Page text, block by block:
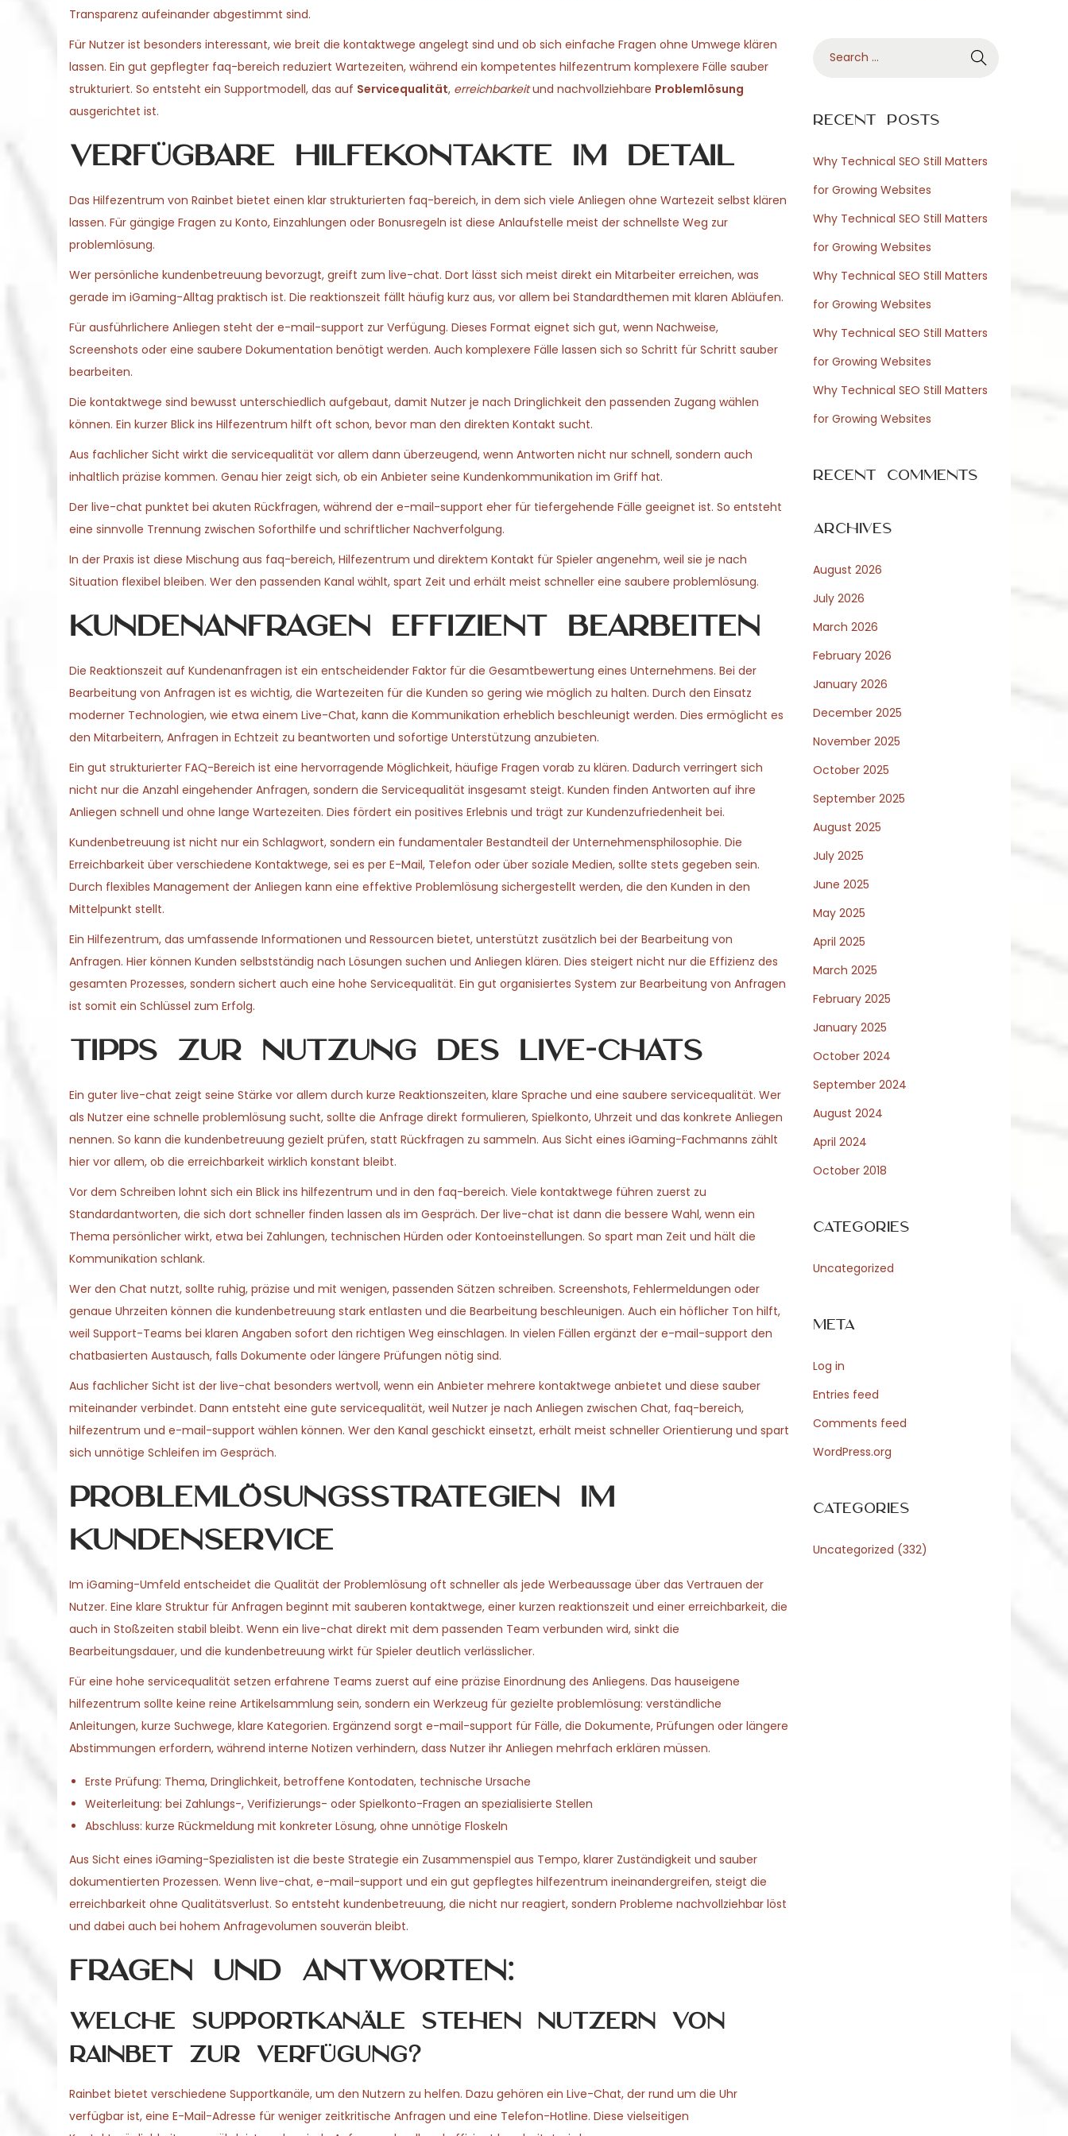
Transparenz aufeinander abgestimmt sind.
Für Nutzer ist besonders interessant, wie breit die kontaktwege angelegt sind und ob sich einfache Fragen ohne Umwege klären
lassen. Ein gut gepflegter faq-bereich reduziert Wartezeiten, während ein kompetentes hilfezentrum komplexere Fälle sauber
strukturiert. So entsteht ein Supportmodell, das auf Servicequalität, erreichbarkeitund nachvollziehbare Problemlösung
ausgerichtet ist.
Verfügbare Hilfekontakte im Detail
Das Hilfezentrum von Rainbet bietet einen klar strukturierten faq-bereich, in dem sich viele Anliegen ohne Wartezeit selbst klären
lassen. Für gängige Fragen zu Konto, Einzahlungen oder Bonusregeln ist diese Anlaufstelle meist der schnellste Weg zur
problemlösung.
Wer persönliche kundenbetreuung bevorzugt, greift zum live-chat. Dort lässt sich meist direkt ein Mitarbeiter erreichen, was
gerade im iGaming-Alltag praktisch ist. Die reaktionszeit fällt häufig kurz aus, vor allem bei Standardthemen mit klaren Abläufen.
Für ausführlichere Anliegen steht der e-mail-support zur Verfügung. Dieses Format eignet sich gut, wenn Nachweise,
Screenshots oder eine saubere Dokumentation benötigt werden. Auch komplexere Fälle lassen sich so Schritt für Schritt sauber
bearbeiten.
Die kontaktwege sind bewusst unterschiedlich aufgebaut, damit Nutzer je nach Dringlichkeit den passenden Zugang wählen
können. Ein kurzer Blick ins Hilfezentrum hilft oft schon, bevor man den direkten Kontakt sucht.
Aus fachlicher Sicht wirkt die servicequalität vor allem dann überzeugend, wenn Antworten nicht nur schnell, sondern auch
inhaltlich präzise kommen. Genau hier zeigt sich, ob ein Anbieter seine Kundenkommunikation im Griff hat.
Der live-chat punktet bei akuten Rückfragen, während der e-mail-support eher für tiefergehende Fälle geeignet ist. So entsteht
eine sinnvolle Trennung zwischen Soforthilfe und schriftlicher Nachverfolgung.
In der Praxis ist diese Mischung aus faq-bereich, Hilfezentrum und direktem Kontakt für Spieler angenehm, weil sie je nach
Situation flexibel bleiben. Wer den passenden Kanal wählt, spart Zeit und erhält meist schneller eine saubere problemlösung.
Kundenanfragen effizient bearbeiten
Die Reaktionszeit auf Kundenanfragen ist ein entscheidender Faktor für die Gesamtbewertung eines Unternehmens. Bei der
Bearbeitung von Anfragen ist es wichtig, die Wartezeiten für die Kunden so gering wie möglich zu halten. Durch den Einsatz
moderner Technologien, wie etwa einem Live-Chat, kann die Kommunikation erheblich beschleunigt werden. Dies ermöglicht es
den Mitarbeitern, Anfragen in Echtzeit zu beantworten und sofortige Unterstützung anzubieten.
Ein gut strukturierter FAQ-Bereich ist eine hervorragende Möglichkeit, häufige Fragen vorab zu klären. Dadurch verringert sich
nicht nur die Anzahl eingehender Anfragen, sondern die Servicequalität insgesamt steigt. Kunden finden Antworten auf ihre
Anliegen schnell und ohne lange Wartezeiten. Dies fördert ein positives Erlebnis und trägt zur Kundenzufriedenheit bei.
Kundenbetreuung ist nicht nur ein Schlagwort, sondern ein fundamentaler Bestandteil der Unternehmensphilosophie. Die
Erreichbarkeit über verschiedene Kontaktwege, sei es per E-Mail, Telefon oder über soziale Medien, sollte stets gegeben sein.
Durch flexibles Management der Anliegen kann eine effektive Problemlösung sichergestellt werden, die den Kunden in den
Mittelpunkt stellt.
Ein Hilfezentrum, das umfassende Informationen und Ressourcen bietet, unterstützt zusätzlich bei der Bearbeitung von
Anfragen. Hier können Kunden selbstständig nach Lösungen suchen und Anliegen klären. Dies steigert nicht nur die Effizienz des
gesamten Prozesses, sondern sichert auch eine hohe Servicequalität. Ein gut organisiertes System zur Bearbeitung von Anfragen
ist somit ein Schlüssel zum Erfolg.
Tipps zur Nutzung des Live-Chats
Ein guter live-chat zeigt seine Stärke vor allem durch kurze Reaktionszeiten, klare Sprache und eine saubere servicequalität. Wer
als Nutzer eine schnelle problemlösung sucht, sollte die Anfrage direkt formulieren, Spielkonto, Uhrzeit und das konkrete Anliegen
nennen. So kann die kundenbetreuung gezielt prüfen, statt Rückfragen zu sammeln. Aus Sicht eines iGaming-Fachmanns zählt
hier vor allem, ob die erreichbarkeit wirklich konstant bleibt.
Vor dem Schreiben lohnt sich ein Blick ins hilfezentrum und in den faq-bereich. Viele kontaktwege führen zuerst zu
Standardantworten, die sich dort schneller finden lassen als im Gespräch. Der live-chat ist dann die bessere Wahl, wenn ein
Thema persönlicher wirkt, etwa bei Zahlungen, technischen Hürden oder Kontoeinstellungen. So spart man Zeit und hält die
Kommunikation schlank.
Wer den Chat nutzt, sollte ruhig, präzise und mit wenigen, passenden Sätzen schreiben. Screenshots, Fehlermeldungen oder
genaue Uhrzeiten können die kundenbetreuung stark entlasten und die Bearbeitung beschleunigen. Auch ein höflicher Ton hilft,
weil Support-Teams bei klaren Angaben sofort den richtigen Weg einschlagen. In vielen Fällen ergänzt der e-mail-support den
chatbasierten Austausch, falls Dokumente oder längere Prüfungen nötig sind.
Aus fachlicher Sicht ist der live-chat besonders wertvoll, wenn ein Anbieter mehrere kontaktwege anbietet und diese sauber
miteinander verbindet. Dann entsteht eine gute servicequalität, weil Nutzer je nach Anliegen zwischen Chat, faq-bereich,
hilfezentrum und e-mail-support wählen können. Wer den Kanal geschickt einsetzt, erhält meist schneller Orientierung und spart
sich unnötige Schleifen im Gespräch.
Problemlösungsstrategien im
Kundenservice
Im iGaming-Umfeld entscheidet die Qualität der Problemlösung oft schneller als jede Werbeaussage über das Vertrauen der
Nutzer. Eine klare Struktur für Anfragen beginnt mit sauberen kontaktwege, einer kurzen reaktionszeit und einer erreichbarkeit, die
auch in Stoßzeiten stabil bleibt. Wenn ein live-chat direkt mit dem passenden Team verbunden wird, sinkt die
Bearbeitungsdauer, und die kundenbetreuung wirkt für Spieler deutlich verlässlicher.
Für eine hohe servicequalität setzen erfahrene Teams zuerst auf eine präzise Einordnung des Anliegens. Das hauseigene
hilfezentrum sollte keine reine Artikelsammlung sein, sondern ein Werkzeug für gezielte problemlösung: verständliche
Anleitungen, kurze Suchwege, klare Kategorien. Ergänzend sorgt e-mail-support für Fälle, die Dokumente, Prüfungen oder längere
Abstimmungen erfordern, während interne Notizen verhindern, dass Nutzer ihr Anliegen mehrfach erklären müssen.
Erste Prüfung: Thema, Dringlichkeit, betroffene Kontodaten, technische Ursache
Weiterleitung: bei Zahlungs-, Verifizierungs- oder Spielkonto-Fragen an spezialisierte Stellen
Abschluss: kurze Rückmeldung mit konkreter Lösung, ohne unnötige Floskeln
Aus Sicht eines iGaming-Spezialisten ist die beste Strategie ein Zusammenspiel aus Tempo, klarer Zuständigkeit und sauber
dokumentierten Prozessen. Wenn live-chat, e-mail-support und ein gut gepflegtes hilfezentrum ineinandergreifen, steigt die
erreichbarkeit ohne Qualitätsverlust. So entsteht kundenbetreuung, die nicht nur reagiert, sondern Probleme nachvollziehbar löst
und dabei auch bei hohem Anfragevolumen souverän bleibt.
Fragen und Antworten:
Welche Supportkanäle stehen Nutzern von
Rainbet zur Verfügung?
Rainbet bietet verschiedene Supportkanäle, um den Nutzern zu helfen. Dazu gehören ein Live-Chat, der rund um die Uhr
verfügbar ist, eine E-Mail-Adresse für weniger zeitkritische Anfragen und eine Telefon-Hotline. Diese vielseitigen
r
h
f
r
:
Recent Posts
Why Technical SEO Still Matters
for Growing Websites
Why Technical SEO Still Matters
for Growing Websites
Why Technical SEO Still Matters
for Growing Websites
Why Technical SEO Still Matters
for Growing Websites
Why Technical SEO Still Matters
for Growing Websites
Recent Comments
Archives
August 2026
July 2026
March 2026
February 2026
January 2026
December 2025
November 2025
October 2025
September 2025
August 2025
July 2025
June 2025
May 2025
April 2025
March 2025
February 2025
January 2025
October 2024
September 2024
August 2024
April 2024
October 2018
Categories
Uncategorized
Meta
Log in
Entries feed
Comments feed
WordPress.org
Categories
Uncategorized (332)